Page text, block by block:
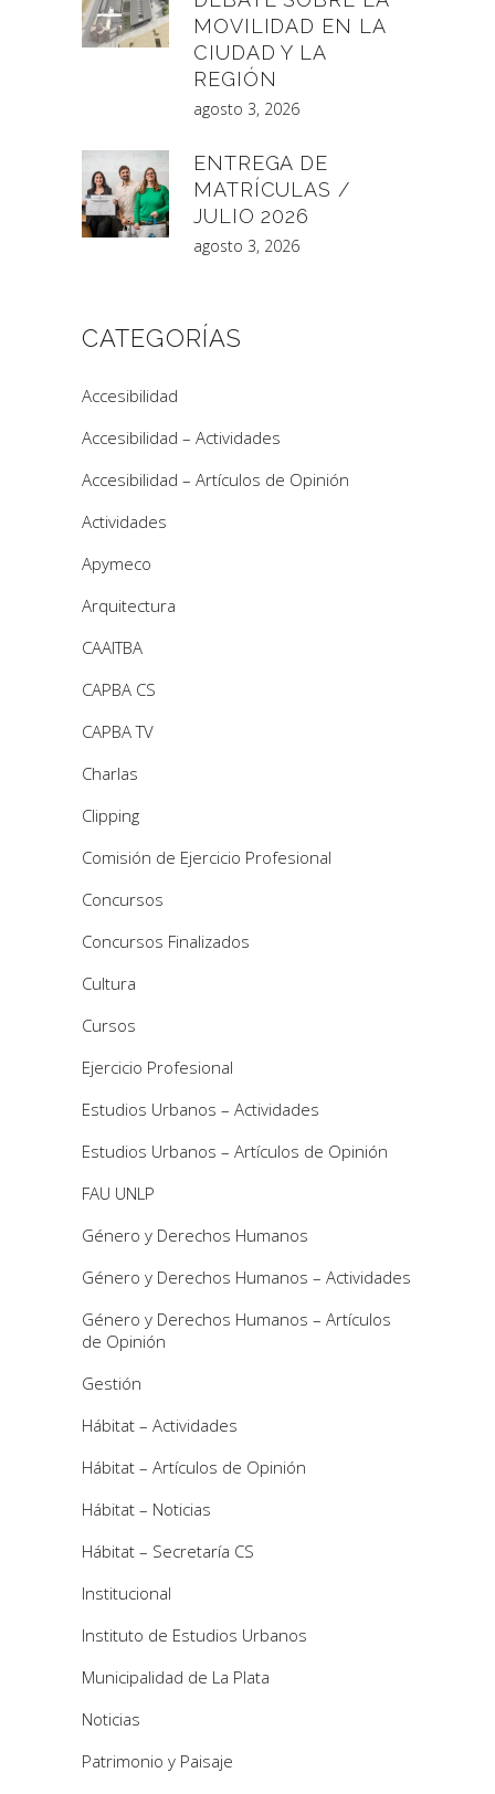
MOVILIDAD EN LA
CIUDAD Y LA
REGIÓN
agosto 3, 2026
ENTREGA DE
MATRÍCULAS /
JULIO 2026
agosto 3, 2026
CATEGORÍAS
Accesibilidad
Accesibilidad – Actividades
Accesibilidad – Artículos de Opinión
Actividades
Apymeco
Arquitectura
CAAITBA
CAPBA CS
CAPBA TV
Charlas
Clipping
Comisión de Ejercicio Profesional
Concursos
Concursos Finalizados
Cultura
Cursos
Ejercicio Profesional
Estudios Urbanos – Actividades
Estudios Urbanos – Artículos de Opinión
FAU UNLP
Género y Derechos Humanos
Género y Derechos Humanos – Actividades
Género y Derechos Humanos – Artículos
de Opinión
Gestión
Hábitat – Actividades
Hábitat – Artículos de Opinión
Hábitat – Noticias
Hábitat – Secretaría CS
Institucional
Instituto de Estudios Urbanos
Municipalidad de La Plata
Noticias
Patrimonio y Paisaje